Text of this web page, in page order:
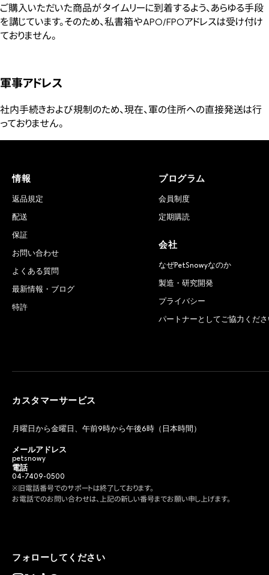
ご購入いただいた商品がタイムリーに到着するよう、あらゆる手段
を講じています。そのため、私書箱やAPO/FPOアドレスは受け付け
ておりません。
軍事アドレス
社内手続きおよび規制のため、現在、軍の住所への直接発送は行
っておりません。
情報
返品規定
配送
保証
お問い合わせ
よくある質問
最新情報・ブログ
特許
プログラム
会員制度
定期購読
会社
なぜPetSnowyなのか
製造・研究開発
プライバシー
パートナーとしてご協力くださ
カスタマーサービス
月曜日から金曜日、午前9時から午後6時（日本時間）
メールアドレス
petsnowy
電話
04-7409-0500
※旧電話番号でのサポートは終了しております。
お電話でのお問い合わせは、上記の新しい番号までお願い申し上げます。
フォローしてください